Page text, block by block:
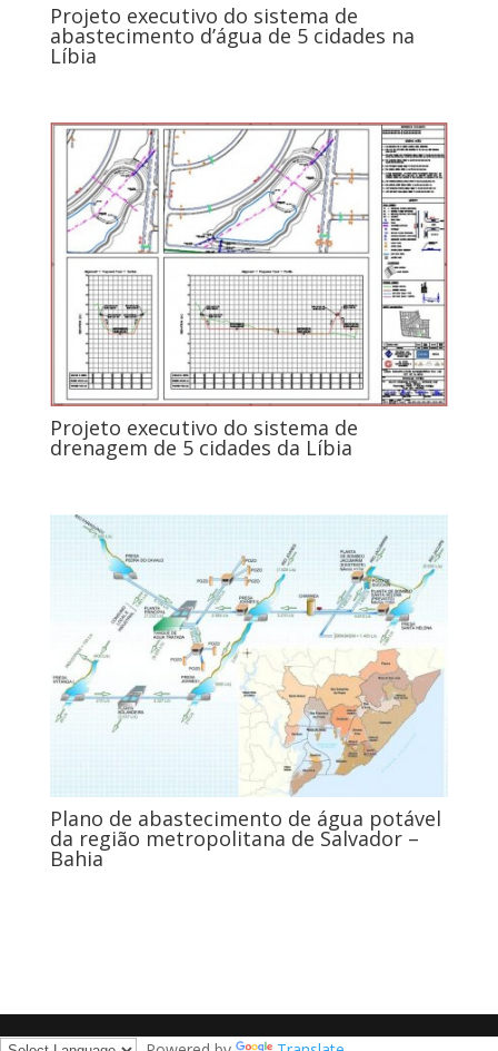
Projeto executivo do sistema de
abastecimento d’água de 5 cidades na
Líbia
Projeto executivo do sistema de
drenagem de 5 cidades da Líbia
Plano de abastecimento de água potável
da região metropolitana de Salvador –
Bahia